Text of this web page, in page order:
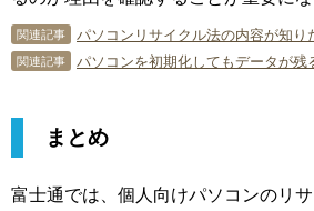
関連記事
関連記事
まとめ
富士通では、個人向けパソコンのリ